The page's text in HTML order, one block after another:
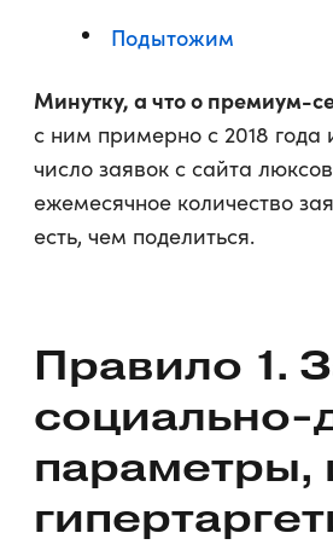
Подытожим
Минутку, а что о премиум-
с ним примерно с 2018 года
число заявок с сайта
ежемесячное количество
есть, чем поделиться.
Правило 1.
социально-
параметры,